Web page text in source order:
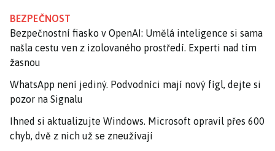
BEZPEČNOST
Bezpečnostní fiasko v OpenAI: Umělá inteligence si sama
našla cestu ven z izolovaného prostředí. Experti nad tím
žasnou
WhatsApp není jediný. Podvodníci mají nový fígl, dejte si
pozor na Signalu
Ihned si aktualizujte Windows. Microsoft opravil přes 600
chyb, dvě z nich už se zneužívají